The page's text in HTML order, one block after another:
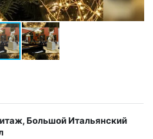
Большой Итальянский